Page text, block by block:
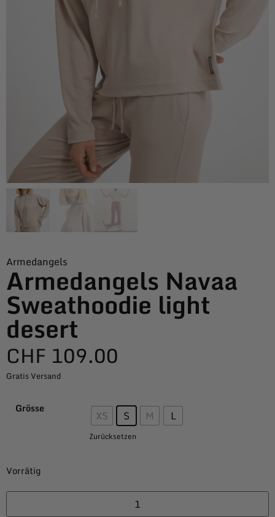
Armedangels
Armedangels Navaa
Sweathoodie light
desert
CHF 109.00
Gratis Versand
Grösse XS S M L
Zurücksetzen
Vorrätig